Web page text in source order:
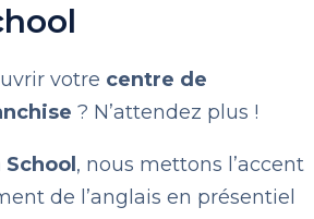
votre centre de
? N’attendez plus !
, nous mettons l’accent
de l’anglais en présentiel